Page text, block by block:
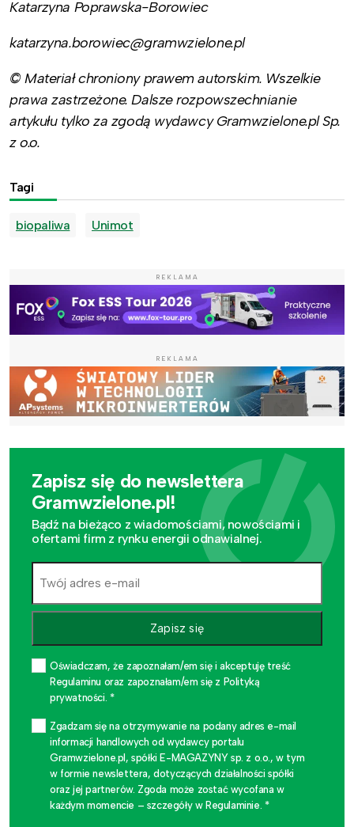
Katarzyna Poprawska-Borowiec
katarzyna.borowiec@gramwzielone.pl
© Materiał chroniony prawem autorskim. Wszelkie
prawa zastrzeżone. Dalsze rozpowszechnianie
artykułu tylko za zgodą wydawcy Gramwzielone.pl Sp.
z o.o.
Tagi
biopaliwa Unimot
REKLAMA
REKLAMA
Zapisz się do newslettera
Gramwzielone.pl!
Bądź na bieżąco z wiadomościami, nowościami i
ofertami firm z rynku energii odnawialnej.
Zapisz się
Oświadczam, że zapoznałam/em się i akceptuję treść
Regulaminu oraz zapoznałam/em się z Polityką
prywatności. *
Zgadzam się na otrzymywanie na podany adres e-mail
informacji handlowych od wydawcy portalu
Gramwzielone.pl, spółki E-MAGAZYNY sp. z o.o., w tym
w formie newslettera, dotyczących działalności spółki
oraz jej partnerów. Zgoda może zostać wycofana w
każdym momencie – szczegóły w Regulaminie. *